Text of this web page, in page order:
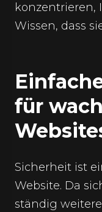
konzentrieren,
Wissen, dass
für
Sicherheit ist
Website. Da
ständig